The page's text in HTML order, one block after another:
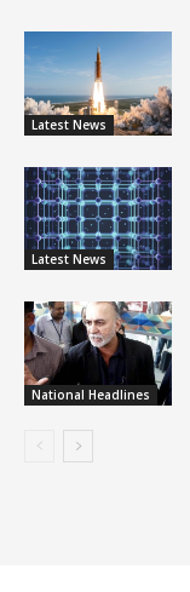
Latest News
Latest News
National Headlines